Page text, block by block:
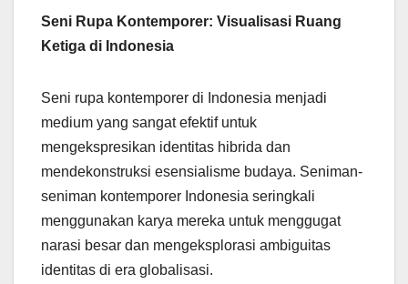
Seni Rupa Kontemporer: Visualisasi Ruang
Ketiga di Indonesia
Seni rupa kontemporer di Indonesia menjadi
medium yang sangat efektif untuk
mengekspresikan identitas hibrida dan
mendekonstruksi esensialisme budaya. Seniman-
seniman kontemporer Indonesia seringkali
menggunakan karya mereka untuk menggugat
narasi besar dan mengeksplorasi ambiguitas
identitas di era globalisasi.